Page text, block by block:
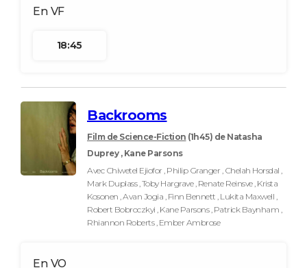
18:45
Backrooms
Film de Science-Fiction (1h45) de Natasha
Duprey , Kane Parsons
Avec Chiwetel Ejiofor , Philip Granger , Chelah Horsdal ,
Mark Duplass , Toby Hargrave , Renate Reinsve , Krista
Kosonen , Avan Jogia , Finn Bennett , Lukita Maxwell ,
Robert Bobroczkyi , Kane Parsons , Patrick Baynham ,
Rhiannon Roberts , Ember Ambrose